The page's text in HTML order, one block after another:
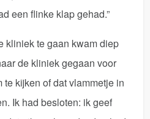
een flinke klap gehad.”
kliniek te gaan kwam diep
de kliniek gegaan voor
kijken of dat vlammetje in
Ik had besloten: ik geef